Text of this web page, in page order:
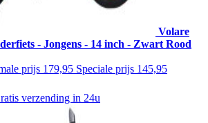
Volare
- Jongens - 14 inch - Zwart Rood
prijs 179,95 Speciale prijs 145,95
verzending in 24u